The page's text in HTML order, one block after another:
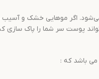
اگر موهایی خشک و آسیب
پوست سر شما را پاک سازی
می باشد که :